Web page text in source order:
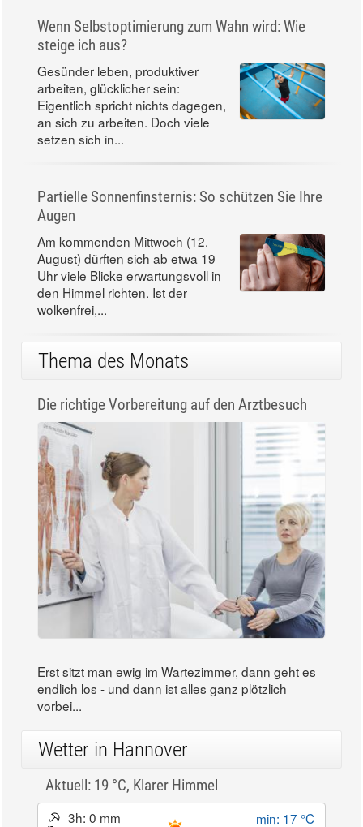
Wenn Selbstoptimierung zum Wahn wird: Wie
steige ich aus?
Gesünder leben, produktiver
arbeiten, glücklicher sein:
Eigentlich spricht nichts dagegen,
an sich zu arbeiten. Doch viele
setzen sich in...
Partielle Sonnenfinsternis: So schützen Sie Ihre
Augen
Am kommenden Mittwoch (12.
August) dürften sich ab etwa 19
Uhr viele Blicke erwartungsvoll in
den Himmel richten. Ist der
wolkenfrei,...
Thema des Monats
Die richtige Vorbereitung auf den Arztbesuch
Erst sitzt man ewig im Wartezimmer, dann geht es
endlich los - und dann ist alles ganz plötzlich
vorbei...
Wetter in Hannover
Aktuell: 19 °C, Klarer Himmel
3h: 0 mm
min: 17 °C